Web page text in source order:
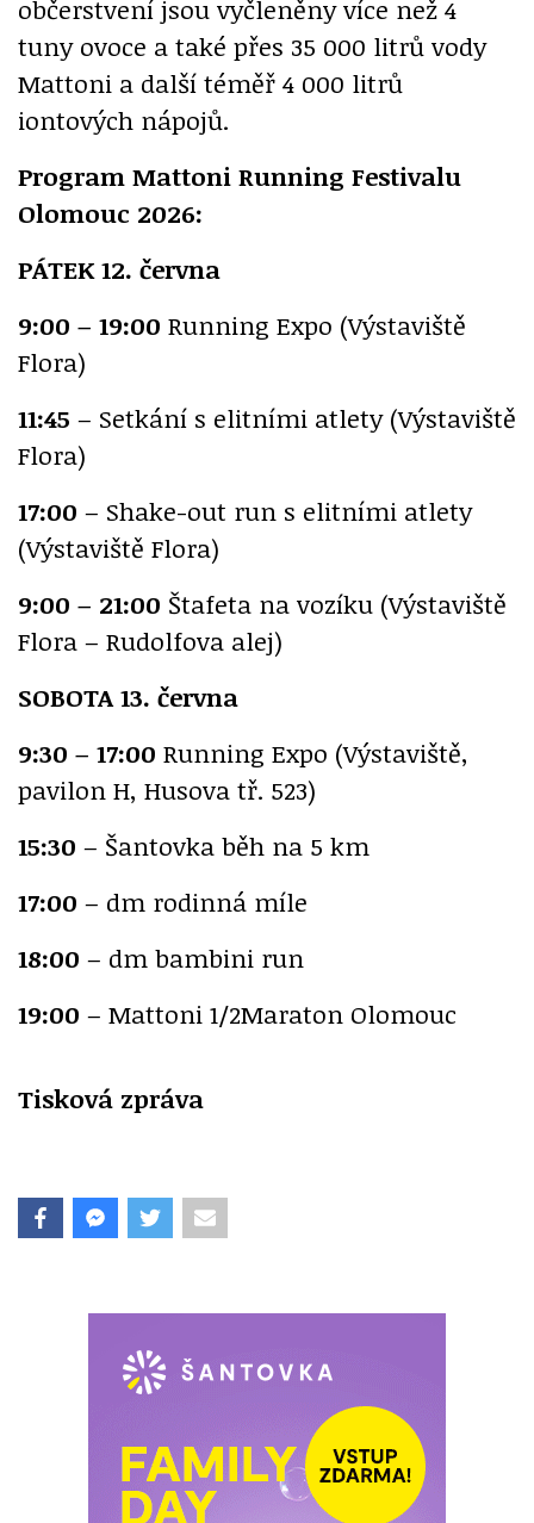
občerstvení jsou vyčleněny více než 4
tuny ovoce a také přes 35 000 litrů vody
Mattoni a další téměř 4 000 litrů
iontových nápojů.
Program Mattoni Running Festivalu
Olomouc 2026:
PÁTEK 12. června
9:00 – 19:00 Running Expo (Výstaviště
Flora)
11:45 – Setkání s elitními atlety (Výstaviště
Flora)
17:00 – Shake-out run s elitními atlety
(Výstaviště Flora)
9:00 – 21:00 Štafeta na vozíku (Výstaviště
Flora – Rudolfova alej)
SOBOTA 13. června
9:30 – 17:00 Running Expo (Výstaviště,
pavilon H, Husova tř. 523)
15:30 – Šantovka běh na 5 km
17:00 – dm rodinná míle
18:00 – dm bambini run
19:00 – Mattoni 1/2Maraton Olomouc
Tisková zpráva